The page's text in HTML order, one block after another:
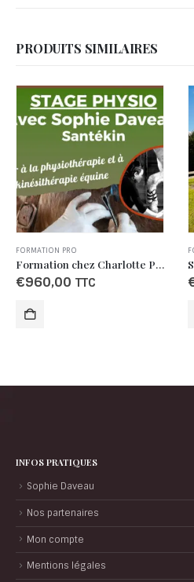
PRODUITS SIMILAIRES
FORMATION PRO
Stage pro ferme du Rousset
€332,00 TTC
INFOS PRATIQUES
Sophie Daveau
Nos partenaires
Mon compte
Mentions légales